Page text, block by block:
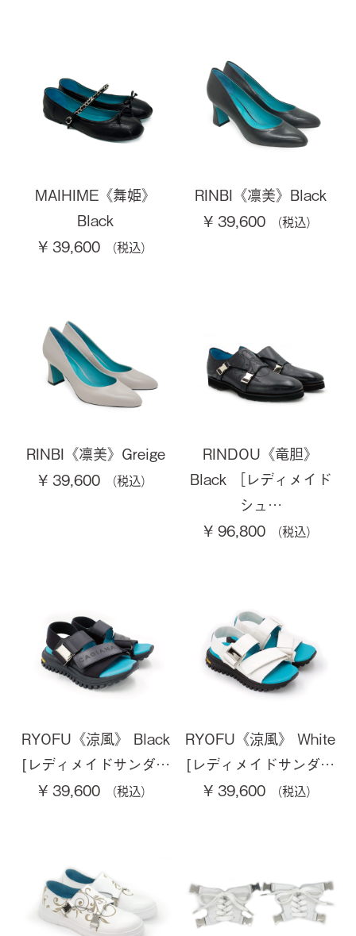
MAIHIME《舞姫》
Black
¥ 39,600
RINBI《凛美》Black
¥ 39,600
RINBI《凛美》Greige
¥ 39,600
RINDOU《竜胆》
Black ［レディメイド
シュ…
¥ 96,800
RYOFU《涼風》 Black
[レディメイドサンダ…
¥ 39,600
RYOFU《涼風》 White
[レディメイドサンダ…
¥ 39,600